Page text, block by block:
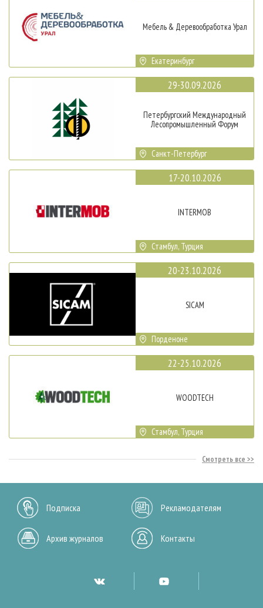
Мебель & Деревообработка Урал
Екатеринбург
29-30.09.2026
Петербургский Международный
Лесопромышленный Форум
Санкт-Петербург
17-20.10.2026
INTERMOB
Стамбул, Турция
20-23.10.2026
SICAM
Порденоне
22-25.10.2026
WOODTECH
Стамбул, Турция
Смотреть все
Подписка Рекламодателям
Архив журналов Контакты